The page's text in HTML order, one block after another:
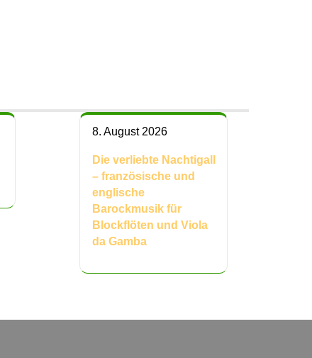
8. August 2026
Die verliebte Nachtigall
– französische und
englische
Barockmusik für
Blockflöten und Viola
da Gamba